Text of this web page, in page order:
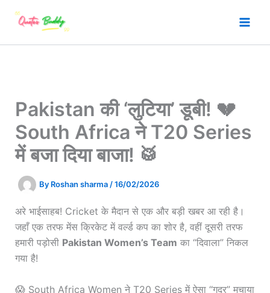
Pakistan की ‘लुटिया’ डूबी! 💔
South Africa ने T20 Series
में बजा दिया बाजा! 🥁
By Roshan sharma /16/02/2026
अरे भाईसाहब! Cricket के मैदान से एक और बड़ी खबर आ रही है।
जहाँ एक तरफ मेंस क्रिकेट में वर्ल्ड कप का शोर है, वहीं दूसरी तरफ
हमारी पड़ोसी Pakistan Women’s Team का “दिवाला” निकल
गया है!
😱 South Africa Women ने T20 Series में ऐसा “गदर” मचाया